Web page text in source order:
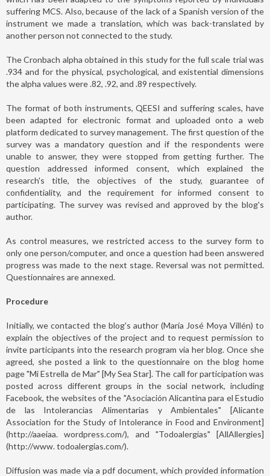
suffering MCS. Also, because of the lack of a Spanish version of the
instrument we made a translation, which was back-translated by
another person not connected to the study.
The Cronbach alpha obtained in this study for the full scale trial was
.934 and for the physical, psychological, and existential dimensions
the alpha values were .82, .92, and .89 respectively.
The format of both instruments, QEESI and suffering scales, have
been adapted for electronic format and uploaded onto a web
platform dedicated to survey management. The first question of the
survey was a mandatory question and if the respondents were
unable to answer, they were stopped from getting further. The
question addressed informed consent, which explained the
research's title, the objectives of the study, guarantee of
confidentiality, and the requirement for informed consent to
participating. The survey was revised and approved by the blog's
author.
As control measures, we restricted access to the survey form to
only one person/computer, and once a question had been answered
progress was made to the next stage. Reversal was not permitted.
Questionnaires are annexed.
Procedure
Initially, we contacted the blog's author (María José Moya Villén) to
explain the objectives of the project and to request permission to
invite participants into the research program via her blog. Once she
agreed, she posted a link to the questionnaire on the blog home
page "Mi Estrella de Mar" [My Sea Star]. The call for participation was
posted across different groups in the social network, including
Facebook, the websites of the "Asociación Alicantina para el Estudio
de las Intolerancias Alimentarias y Ambientales" [Alicante
Association for the Study of Intolerance in Food and Environment]
(http://aaeiaa. wordpress.com/), and "Todoalergias" [AllAllergies]
(http://www. todoalergias.com/).
Diffusion was made via a pdf document, which provided information